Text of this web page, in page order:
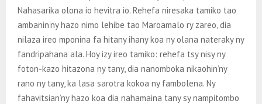
Nahasarika olona io hevitra io. Rehefa niresaka tamiko tao
ambanin’ny hazo nimo lehibe tao Maroamalo ry zareo, dia
nilaza ireo mponina fa hitany ihany koa ny olana nateraky ny
fandripahana ala. Hoy izy ireo tamiko: rehefa tsy nisy ny
foton-kazo hitazona ny tany, dia nanomboka nikaohin’ny
rano ny tany, ka lasa sarotra kokoa ny fambolena. Ny
fahavitsian’ny hazo koa dia nahamaina tany sy nampitombo